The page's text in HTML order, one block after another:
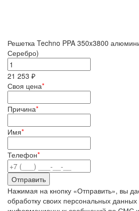
Решетка Techno PPA 350x3800
Серебро)
21 253 ₽
Своя цена*
Причина*
Имя*
Телефон*
Нажимая на кнопку «Отправить», вы
обработку своих персональных